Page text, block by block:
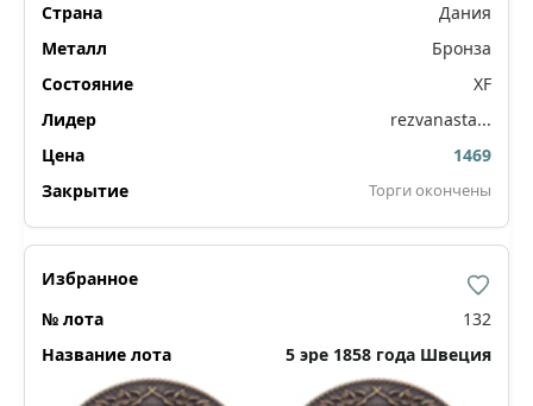
Дания
Бронза
XF
rezvanasta...
1469
Торги окончены
132
5 эре 1858 года Швеция